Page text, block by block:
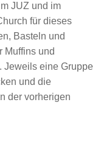
JUZ und im
für dieses
Basteln und
Muffins und
Jeweils eine Gruppe
und die
der vorherigen